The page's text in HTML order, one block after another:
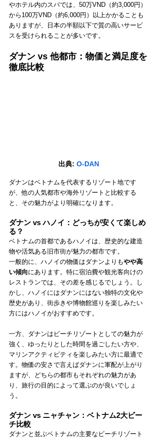
やホテル内のスパでは、50万VND（約3,000円）
から100万VND（約6,000円）以上かかることも
ありますが、日本の半額以下で質の高いサービ
スを受けられることが多いです。
ダナン vs 他都市：物価と満足度を
徹底比較
出典: O-DAN
ダナンはベトナムを代表するリゾート地です
が、他の人気都市や海外リゾートと比較する
と、その魅力がより明確になります。
ダナン vs ハノイ：どっちが安くて楽しめ
る？
ベトナムの首都であるハノイは、歴史的な建造
物や活気ある旧市街が魅力の都市です。
一般的に、ハノイの物価はダナンよりもやや高
い傾向にあります。特に宿泊費や観光客向けの
レストランでは、その差を感じるでしょう。し
かし、ハノイにはダナンにはない独特の文化や
歴史があり、街歩きや博物館巡りを楽しみたい
方にはハノイがおすすめです。
一方、ダナンはビーチリゾートとしての魅力が
強く、ゆったりとした時間を過ごしたい方や、
マリンアクティビティを楽しみたい方に最適で
す。物価の安さで言えばダナンに軍配が上がり
ますが、どちらの都市もそれぞれの魅力があ
り、旅行の目的によって選ぶのが良いでしょ
う。
ダナン vs ニャチャン：ベトナム2大ビー
チ比較
ダナンと並ぶベトナムの主要なビーチリゾート